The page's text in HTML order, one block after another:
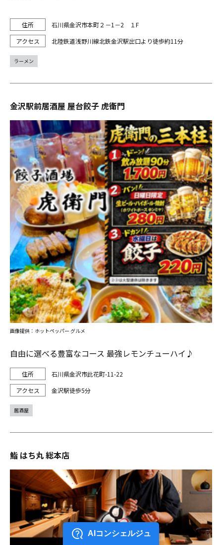
石川県金沢市本町２－1－2 １F
北陸鉄道浅野川線北鉄金沢駅出口より徒歩約11分
ラーメン
金沢駅前居酒屋 屋台餃子 虎衛門
自由に選べる豊富なコース 最強レモンチューハイ♪
石川県金沢市此花町-11-22
金沢駅徒歩5分
画像提供：ホットペッパー グルメ
居酒屋
鮨 はち丸 総本店